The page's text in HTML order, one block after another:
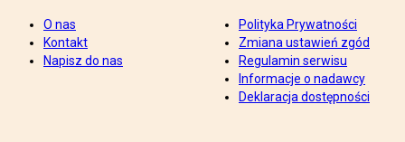
O nas
Kontakt
Napisz do nas
Polityka Prywatności
Zmiana ustawień zgód
Regulamin serwisu
Informacje o nadawcy
Deklaracja dostępności